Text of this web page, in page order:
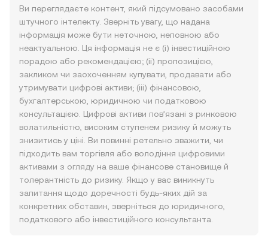
Ви переглядаєте контент, який підсумовано засобами
штучного інтелекту. Зверніть увагу, що надана
інформація може бути неточною, неповною або
неактуальною. Ця інформація не є (i) інвестиційною
порадою або рекомендацією; (ii) пропозицією,
закликом чи заохоченням купувати, продавати або
утримувати цифрові активи; (iii) фінансовою,
бухгалтерською, юридичною чи податковою
консультацією. Цифрові активи пов’язані з ринковою
волатильністю, високим ступенем ризику й можуть
знизитись у ціні. Ви повинні ретельно зважити, чи
підходить вам торгівля або володіння цифровими
активами з огляду на ваше фінансове становище й
толерантність до ризику. Якщо у вас виникнуть
запитання щодо доречності будь-яких дій за
конкретних обставин, зверніться до юридичного,
податкового або інвестиційного консультанта.